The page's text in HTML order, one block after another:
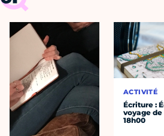
ACTIVITÉ
Écriture :
voyage de
18h00